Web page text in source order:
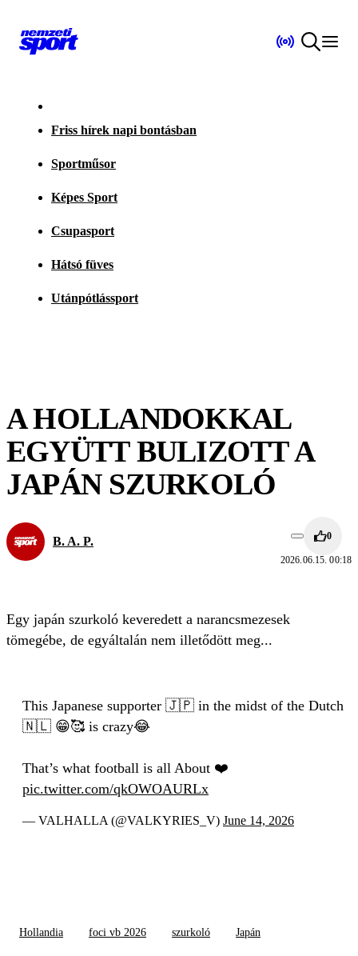
Friss hírek napi bontásban
Sportműsor
Képes Sport
Csupasport
Hátsó füves
Utánpótlássport
A HOLLANDOKKAL
EGYÜTT BULIZOTT A
JAPÁN SZURKOLÓ
B. A. P. 0
2026.06.15. 00:18
Egy japán szurkoló keveredett a narancsmezesek
tömegébe, de egyáltalán nem illetődött meg...
This Japanese supporter 🇯🇵 in the midst of the Dutch
🇳🇱 😁🥰 is crazy😂
That’s what football is all About ❤️
pic.twitter.com/qkOWOAURLx
— VALHALLA (@VALKYRIES_V) June 14, 2026
Hollandia foci vb 2026 szurkoló Japán